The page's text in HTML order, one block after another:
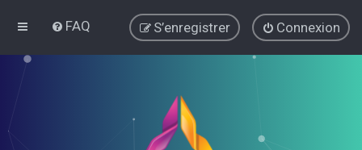
FAQ Connexion
S’enregistrer